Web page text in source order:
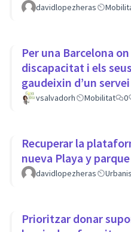
davidlopezheras
Per una Barcelona
discapacitat i els
gaudeixin d’un
vsalvadorh Mobilitat 0
Recuperar la
nueva Playa y
davidlopezheras
Prioritzar donar